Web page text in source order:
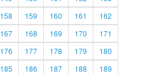
158 159 160 161
162
167 168 169 170
171
176 177 178 179
180
185 186 187 188
189